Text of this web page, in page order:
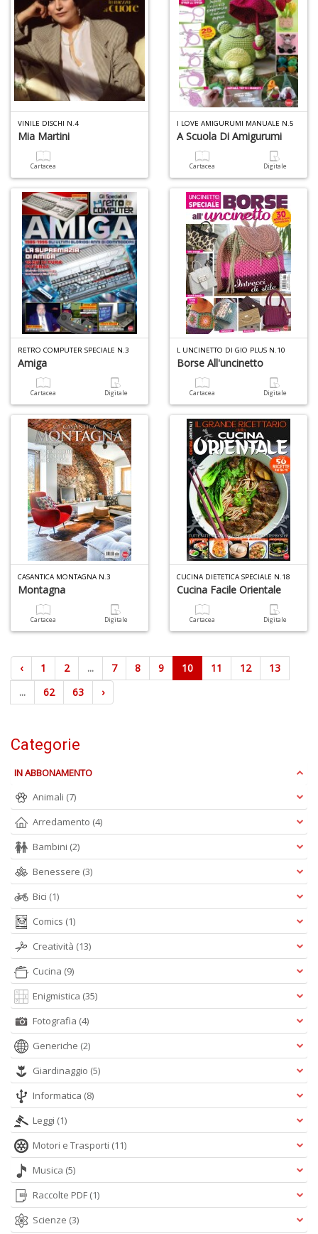
VINILE DISCHI N.4
Mia Martini
Cartacea
I LOVE AMIGURUMI MANUALE N.5
A Scuola Di Amigurumi
Cartacea Digitale
RETRO COMPUTER SPECIALE N.3
Amiga
Cartacea Digitale
L UNCINETTO DI GIO PLUS N.10
Borse All'uncinetto
Cartacea Digitale
CASANTICA MONTAGNA N.3
Montagna
Cartacea Digitale
CUCINA DIETETICA SPECIALE N.18
Cucina Facile Orientale
Cartacea Digitale
‹ 1 2 ... 7 8 9 10 11 12
13
...
62 63 ›
Categorie
IN ABBONAMENTO
Animali (7)
Arredamento (4)
Bambini (2)
Benessere (3)
Bici (1)
Comics (1)
Creatività (13)
Cucina (9)
Enigmistica (35)
Fotografia (4)
Generiche (2)
Giardinaggio (5)
Informatica (8)
Leggi (1)
Motori e Trasporti (11)
Musica (5)
Raccolte PDF (1)
Scienze (3)